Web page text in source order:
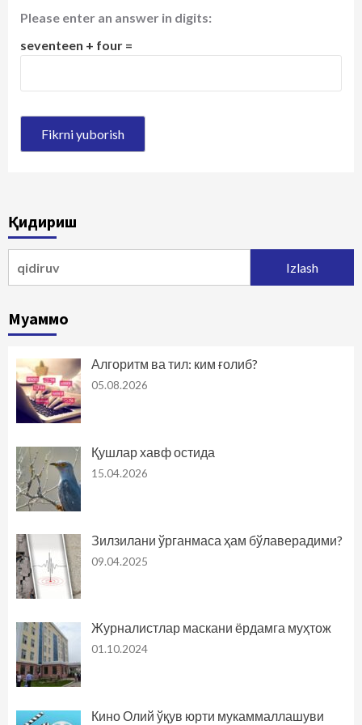
Please enter an answer in digits:
seventeen + four =
Қидириш
Муаммо
Алгоритм ва тил: ким ғолиб?
05.08.2026
Қушлар хавф остида
15.04.2026
Зилзилани ўрганмаса ҳам бўлаверадими?
09.04.2025
Журналистлар маскани ёрдамга муҳтож
01.10.2024
Кино Олий ўқув юрти мукаммаллашуви